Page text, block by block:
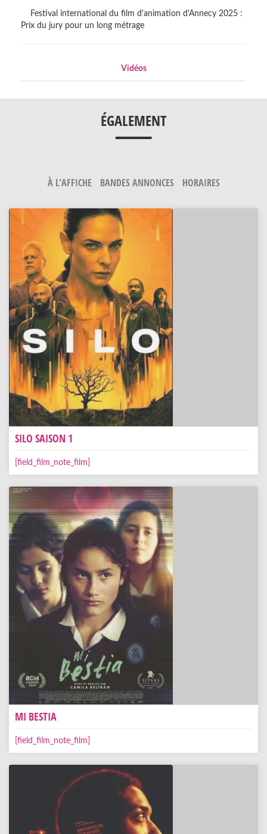
Festival international du film d'animation d'Annecy 2025 :
Prix du jury pour un long métrage
Vidéos
ÉGALEMENT
___
À L'AFFICHE BANDES ANNONCES HORAIRES
SILO SAISON 1
[field_film_note_film]
MI BESTIA
[field_film_note_film]